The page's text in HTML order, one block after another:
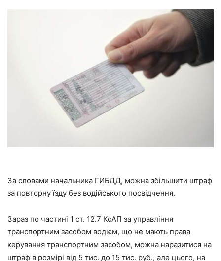
За словами начальника ГИБДД, можна збільшити штраф
за повторну їзду без водійського посвідчення.
Зараз по частині 1 ст. 12.7 КоАП за управління
транспортним засобом водієм, що не мають права
керування транспортним засобом, можна наразитися на
штраф в розмірі від 5 тис. до 15 тис. руб., але цього, на